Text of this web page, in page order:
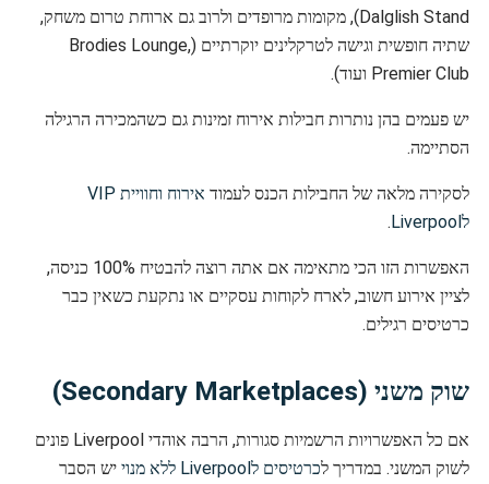
Dalglish Stand), מקומות מרופדים ולרוב גם ארוחת טרום משחק,
שתיה חופשית וגישה לטרקלינים יוקרתיים (Brodies Lounge,
Premier Club ועוד).
יש פעמים בהן נותרות חבילות אירוח זמינות גם כשהמכירה הרגילה
הסתיימה.
לסקירה מלאה של החבילות הכנס לעמוד
אירוח וחוויית VIP
לLiverpool
.
האפשרות הזו הכי מתאימה אם אתה רוצה להבטיח 100% כניסה,
לציין אירוע חשוב, לארח לקוחות עסקיים או נתקעת כשאין כבר
כרטיסים רגילים.
שוק משני (Secondary Marketplaces)
אם כל האפשרויות הרשמיות סגורות, הרבה אוהדי Liverpool פונים
לשוק המשני. במדריך לכרטיסים לLiverpool ללא מנוי
יש הסבר